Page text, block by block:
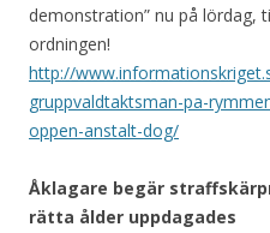
demonstration” nu på lördag,
ordningen!
http://
gruppvaldtaktsman-pa-
oppen-anstalt-dog/
Åklagare begär
rätta ålder uppdagades